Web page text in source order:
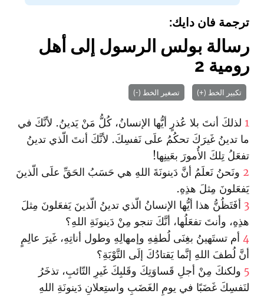
ترجمة فان دايك:
رسالة بولس الرسول إلى أهل
رومية 2
تكبير الخط (+) تصغير الخط (-)
1 لذلكَ أنتَ بلا عُذرٍ أيُّها الإنسانُ، كُلُّ مَنْ يَدينُ. لأنَّكَ في
ما تدينُ غَيرَكَ تحكُمُ علَى نَفسِكَ. لأنَّكَ أنتَ الّذي تدينُ
تفعَلُ تِلكَ الأُمورَ بعَينِها!
2 ونَحنُ نَعلَمُ أنَّ دَينونَةَ اللهِ هي حَسَبُ الحَقِّ علَى الّذينَ
يَفعَلونَ مِثلَ هذِهِ.
3 أفَتَظُنُّ هذا أيُّها الإنسانُ الّذي تدينُ الّذينَ يَفعَلونَ مِثلَ
هذِهِ، وأنتَ تفعَلُها، أنَّكَ تنجو مِنْ دَينونَةِ اللهِ؟
4 أم تستَهينُ بغِنَى لُطفِهِ وإمهالِهِ وطول أناتِهِ، غَيرَ عالِمٍ
أنَّ لُطفَ اللهِ إنَّما يَقتادُكَ إلَى التَّوْبَةِ؟
5 ولكنكَ مِنْ أجلِ قَساوَتِكَ وقَلبِكَ غَيرِ التّائبِ، تذخَرُ
لنَفسِكَ غَضَبًا في يومِ الغَضَبِ واستِعلانِ دَينونَةِ اللهِ